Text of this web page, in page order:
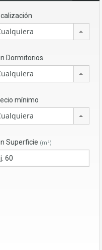
Dormitorios
mínimo
Superficie (m²)